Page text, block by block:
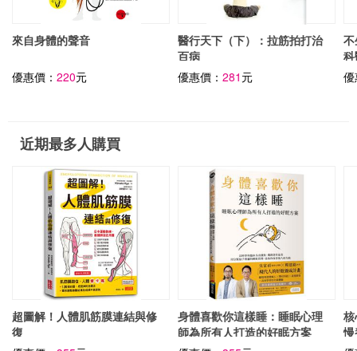
來自身體的聲音
優惠價： 220元
醫行天下（下）：拉筋拍打治
百病
優惠價：281 元
近期最多人購買
超圖解！人體肌筋膜連結與修
復
身體喜歡你這樣睡：睡眠心理
師為所有人打造的好眠方案